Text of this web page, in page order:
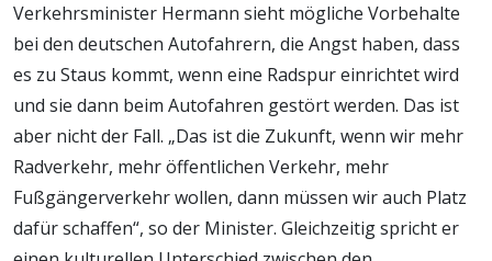
Verkehrsminister Hermann sieht mögliche Vorbehalte
bei den deutschen Autofahrern, die Angst haben, dass
es zu Staus kommt, wenn eine Radspur einrichtet wird
und sie dann beim Autofahren gestört werden. Das ist
aber nicht der Fall. „Das ist die Zukunft, wenn wir mehr
Radverkehr, mehr öffentlichen Verkehr, mehr
Fußgängerverkehr wollen, dann müssen wir auch Platz
dafür schaffen“, so der Minister. Gleichzeitig spricht er